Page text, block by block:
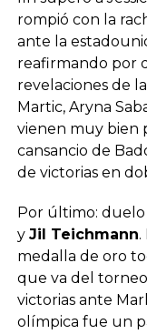
rompió con la
ante la
reafirmando por
revelaciones de
Martic, Aryna
vienen muy bien
cansancio de
de victorias en
Por último:
y Jil Teichmann.
medalla de oro
que va del
victorias ante
olímpica fue un